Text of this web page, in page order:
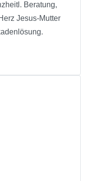
Beratung,
Jesus-Mutter